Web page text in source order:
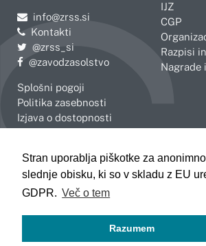
Stran uporablja piškotke za anonimno
slednje obisku, ki so v skladu z EU
GDPR. Več o tem
Razumem
Pošljite e-mail na
info@zrss.si
Kontakti
Pojdite na Twitter:
@zrss_si
Pojdite na Facebook:
@zavodzasolstvo
Splošni pogoji
Politika zasebnosti
Izjava o dostopnosti
IJZ
CGP
Razpisi
Nagrade
Celje
Koper
Kranj
Novo
Slovenj